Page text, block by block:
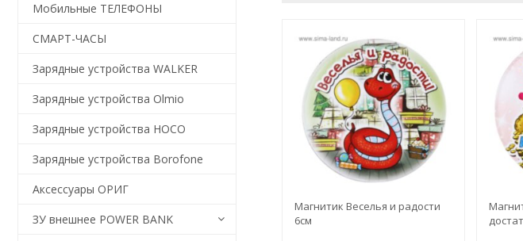
Магнитик Веселья и радости
6см
Мобильные ТЕЛЕФОНЫ
СМАРТ-ЧАСЫ
Зарядные устройства WALKER
Зарядные устройства Olmio
Зарядные устройства HOCO
Зарядные устройства Borofone
Аксессуары ОРИГ
ЗУ внешнее POWER BANK